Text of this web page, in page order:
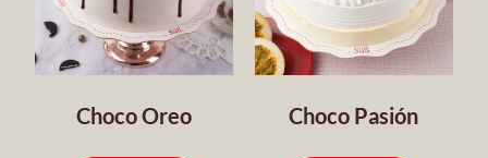
Choco Oreo Choco Pasión